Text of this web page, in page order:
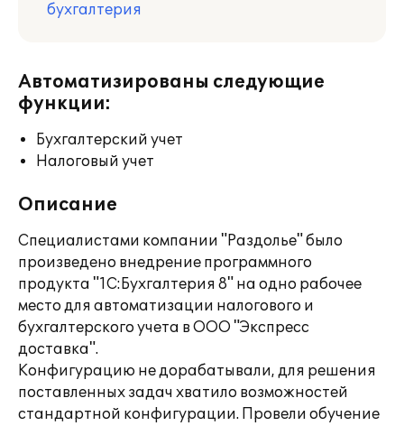
бухгалтерия
Автоматизированы следующие
функции:
Бухгалтерский учет
Налоговый учет
Описание
Специалистами компании "Раздолье" было
произведено внедрение программного
продукта "1С:Бухгалтерия 8" на одно рабочее
место для автоматизации налогового и
бухгалтерского учета в ООО "Экспресс
доставка".
Конфигурацию не дорабатывали, для решения
поставленных задач хватило возможностей
стандартной конфигурации. Провели обучение